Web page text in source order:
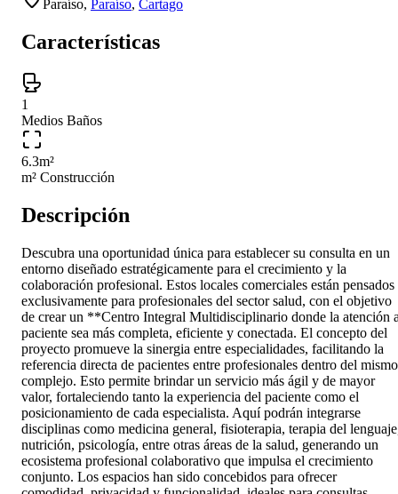
Paraíso, Paraíso, Cartago
Características
1
Medios Baños
6.3m²
m² Construcción
Descripción
Descubra una oportunidad única para establecer su consulta en un
entorno diseñado estratégicamente para el crecimiento y la
colaboración profesional. Estos locales comerciales están pensados
exclusivamente para profesionales del sector salud, con el objetivo
de crear un **Centro Integral Multidisciplinario donde la atención
paciente sea más completa, eficiente y conectada. El concepto del
proyecto promueve la sinergia entre especialidades, facilitando la
referencia directa de pacientes entre profesionales dentro del mismo
complejo. Esto permite brindar un servicio más ágil y de mayor
valor, fortaleciendo tanto la experiencia del paciente como el
posicionamiento de cada especialista. Aquí podrán integrarse
disciplinas como medicina general, fisioterapia, terapia del
nutrición, psicología, entre otras áreas de la salud, generando un
ecosistema profesional colaborativo que impulsa el crecimiento
conjunto. Los espacios han sido concebidos para ofrecer